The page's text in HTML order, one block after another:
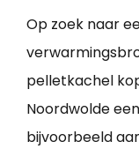
Op zoek naar
pelletkachel
Noordwolde
bijvoorbeeld